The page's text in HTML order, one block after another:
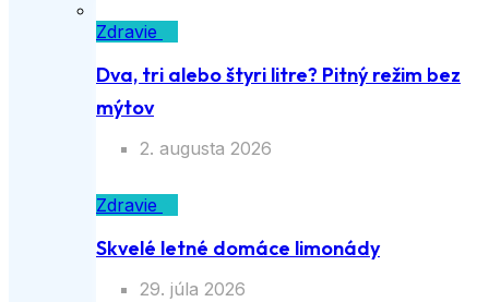
Zdravie
Dva, tri alebo štyri litre? Pitný režim bez
mýtov
2. augusta 2026
Zdravie
Skvelé letné domáce limonády
29. júla 2026